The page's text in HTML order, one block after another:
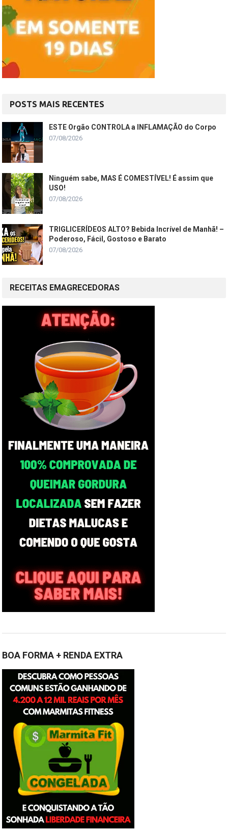
POSTS MAIS RECENTES
ESTE Orgão CONTROLA a INFLAMAÇÃO do Corpo
07/08/2026
Ninguém sabe, MAS É COMESTÍVEL! É assim que
USO!
07/08/2026
TRIGLICERÍDEOS ALTO? Bebida Incrível de Manhã! –
Poderoso, Fácil, Gostoso e Barato
07/08/2026
RECEITAS EMAGRECEDORAS
BOA FORMA + RENDA EXTRA